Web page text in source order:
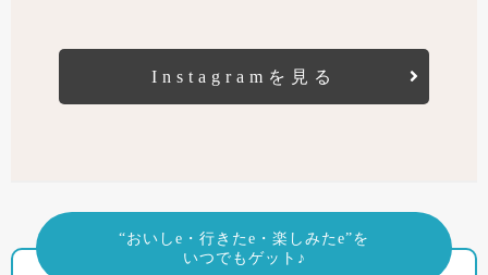
Instagramを見る
“おいしe・行きたe・楽しみたe”を
いつでもゲット♪